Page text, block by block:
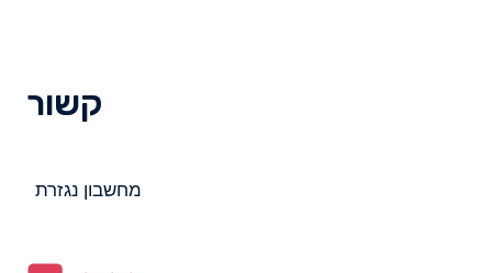
קשור
מחשבון נגזרת